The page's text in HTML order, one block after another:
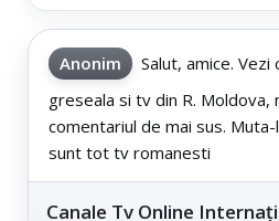
Anonim
Salut, amice. Vezi
greseala si tv din R. Moldova,
comentariul de mai sus.
sunt tot tv romanesti
Canale Tv Online